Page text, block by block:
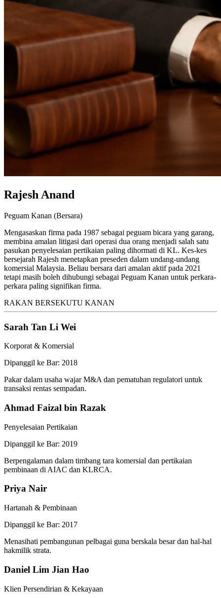
Rajesh Anand
Peguam Kanan (Bersara)
Mengasaskan firma pada 1987 sebagai peguam bicara yang garang,
membina amalan litigasi dari operasi dua orang menjadi salah satu
pasukan penyelesaian pertikaian paling dihormati di KL. Kes-kes
bersejarah Rajesh menetapkan preseden dalam undang-undang
komersial Malaysia. Beliau bersara dari amalan aktif pada 2021
tetapi masih boleh dihubungi sebagai Peguam Kanan untuk perkara-
perkara paling signifikan firma.
RAKAN BERSEKUTU KANAN
Sarah Tan Li Wei
Korporat & Komersial
Dipanggil ke Bar: 2018
Pakar dalam usaha wajar M&A dan pematuhan regulatori untuk
transaksi rentas sempadan.
Ahmad Faizal bin Razak
Penyelesaian Pertikaian
Dipanggil ke Bar: 2019
Berpengalaman dalam timbang tara komersial dan pertikaian
pembinaan di AIAC dan KLRCA.
Priya Nair
Hartanah & Pembinaan
Dipanggil ke Bar: 2017
Menasihati pembangunan pelbagai guna berskala besar dan hal-hal
hakmilik strata.
Daniel Lim Jian Hao
Klien Persendirian & Kekayaan